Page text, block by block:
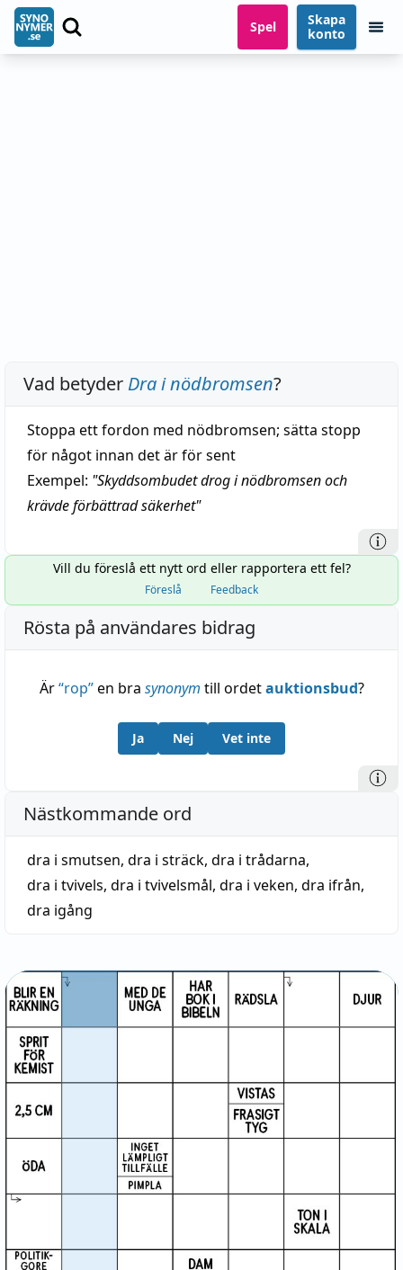
Spel
Skapa
konto
Vad betyder Dra i nödbromsen?
Stoppa ett fordon med nödbromsen; sätta stopp
för något innan det är för sent
Exempel: "Skyddsombudet drog i nödbromsen och
krävde förbättrad säkerhet"
Vill du föreslå ett nytt ord eller rapportera ett fel?
Föreslå Feedback
Rösta på användares bidrag
Är“rop”en bra synonym till ordetauktionsbud?
Ja Nej Vet inte
Nästkommande ord
dra i smutsen, dra i sträck, dra i trådarna,
dra i tvivels, dra i tvivelsmål, dra i veken, dra ifrån,
dra igång